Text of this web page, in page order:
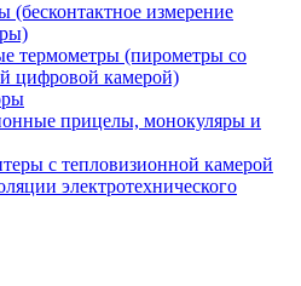
(бесконтактное измерение
термометры (пирометры со
цифровой камерой)
прицелы, монокуляры и
с тепловизионной камерой
электротехнического